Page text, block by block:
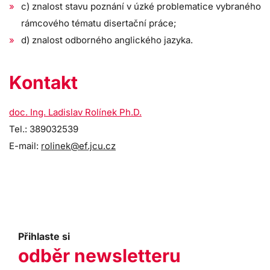
c) znalost stavu poznání v úzké problematice vybraného
rámcového tématu disertační práce;
d) znalost odborného anglického jazyka.
Kontakt
doc. Ing. Ladislav Rolínek Ph.D.
Tel.: 389032539
E-mail: rolinek@ef.jcu.cz
Přihlaste si
odběr newsletteru